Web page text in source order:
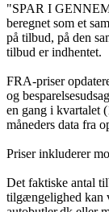
"SPAR I
beregnet som et
på tilbud, på den
tilbud er indhentet.
FRA-priser
og
en gang i kvartalet
måneders data fra
Priser inkluderer
Det faktiske antal
tilgængelighed kan